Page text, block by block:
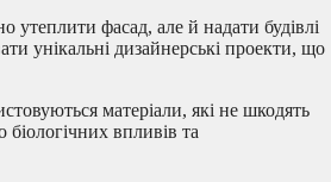
утеплити фасад, але й надати будівлі
унікальні дизайнерські проекти, що
матеріали, які не шкодять
впливів та